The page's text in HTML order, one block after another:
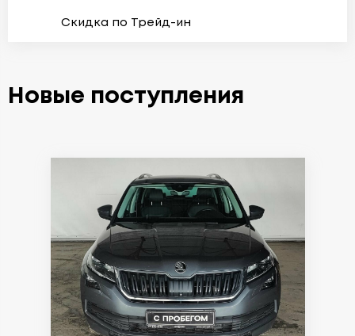
Скидка по Трейд-ин
Новые поступления